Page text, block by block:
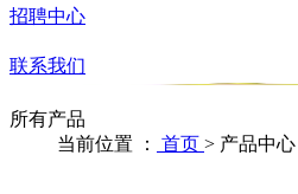
招聘中心
联系我们
所有产品
当前位置 ：
首页 > 产品中心